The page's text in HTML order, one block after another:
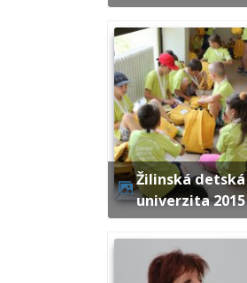
Žilinská detská
univerzita 2015